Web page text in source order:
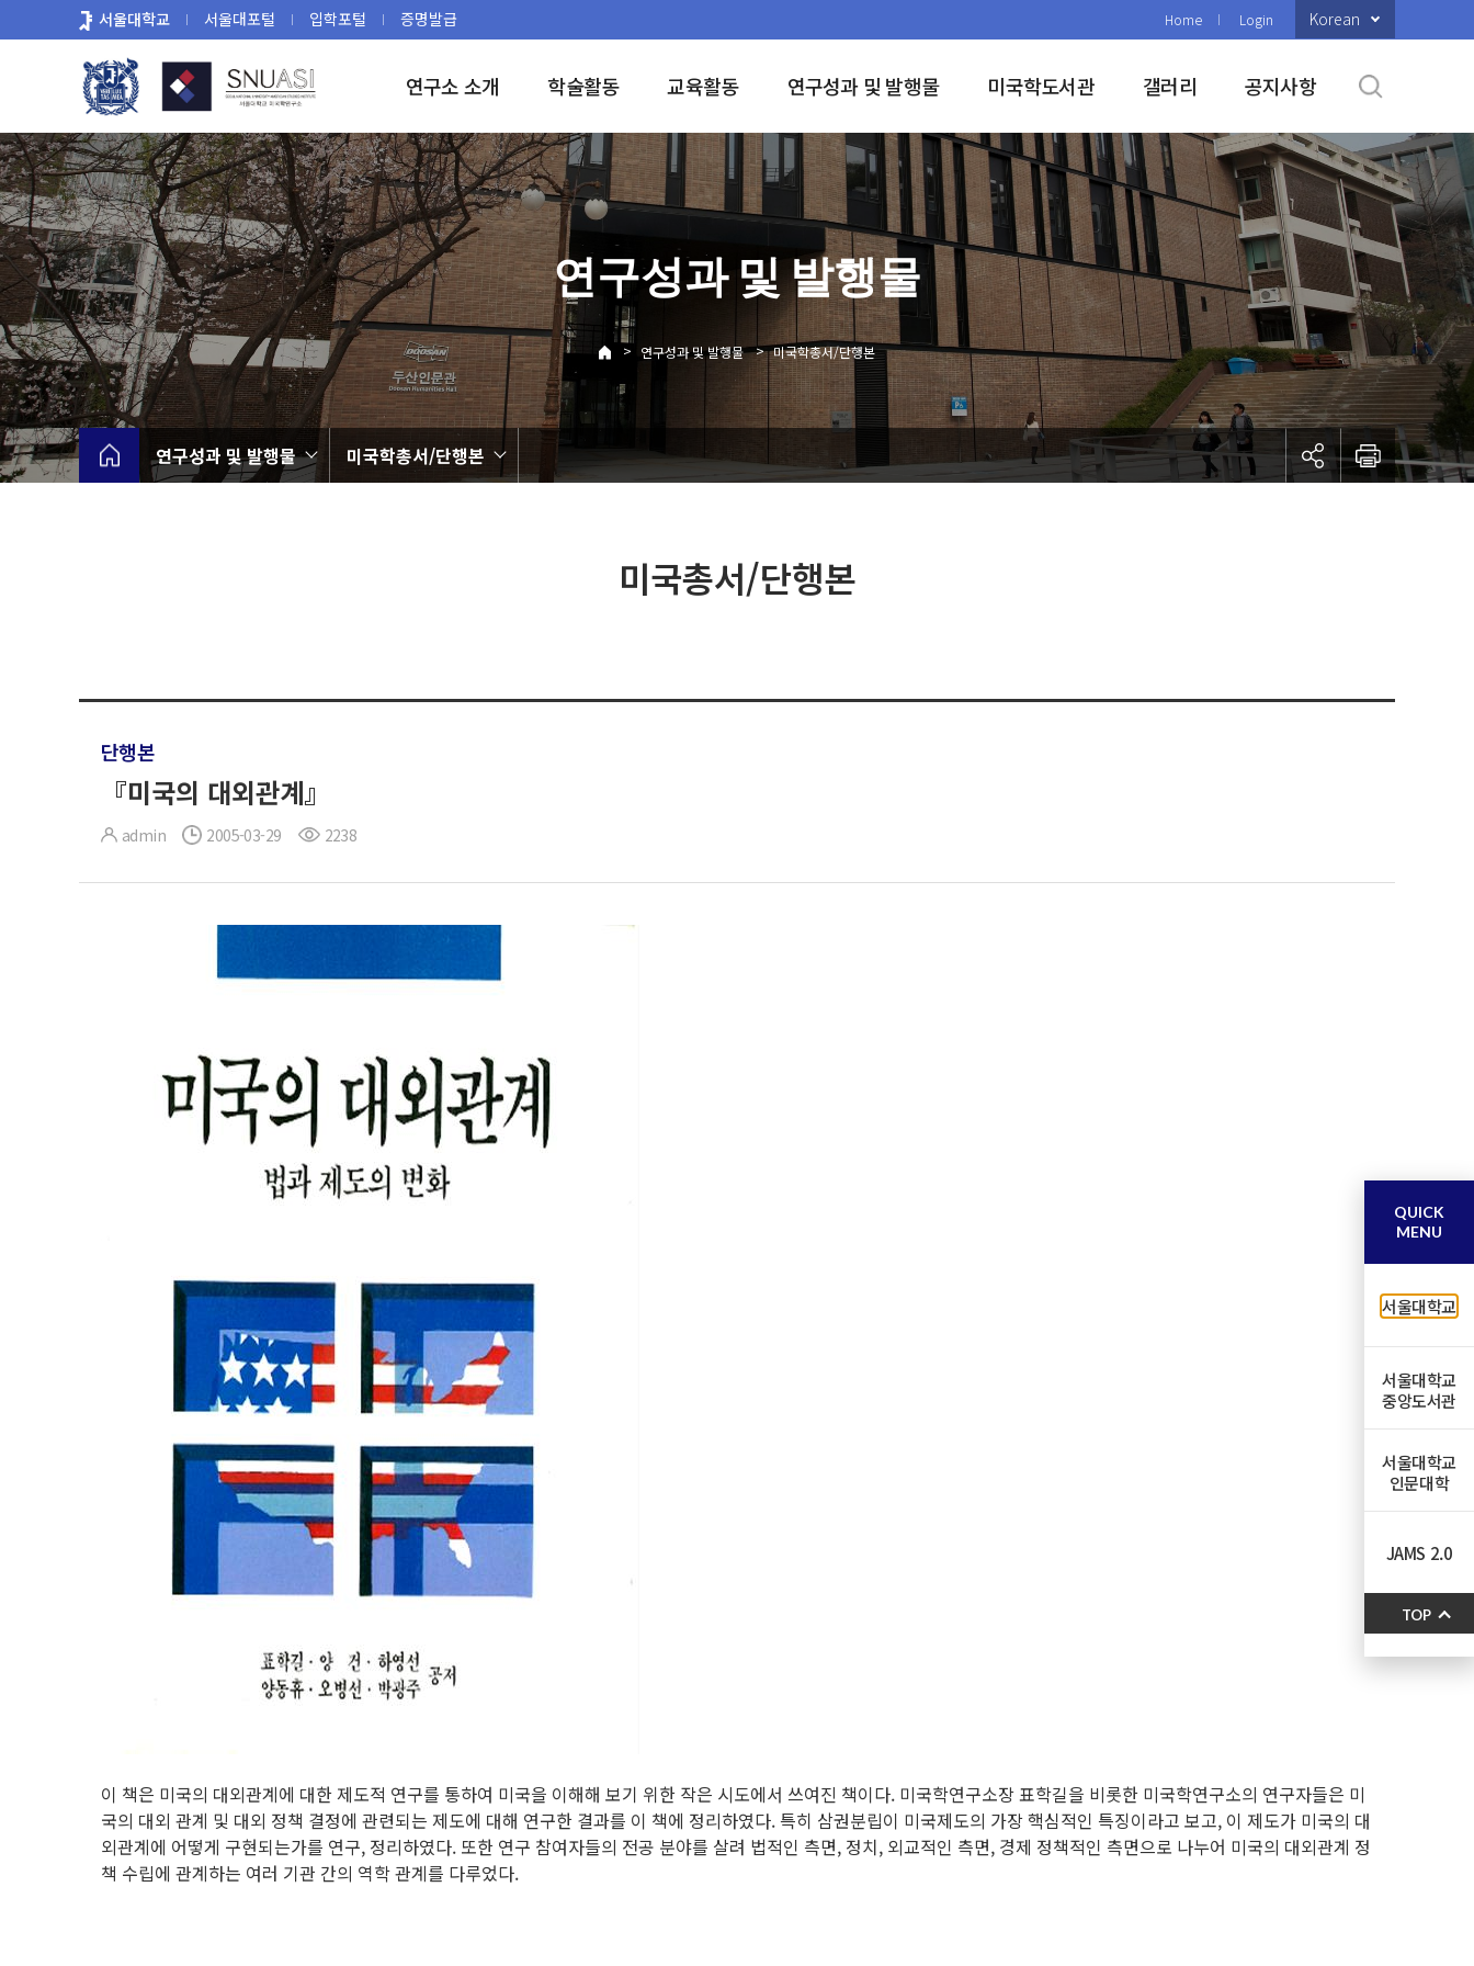
로
뉴
서울대학교 서울대포털 입학포털 증명발급 Home Login Korean
연구소 소개 학술활동 교육활동 연구성과 및 발행물 미국학도서관 갤러리 공지사항
연구성과 및 발행물
> 연구성과 및 발행물 > 미국학총서/단행본
연구성과 및 발행물 미국학총서/단행본
미국총서/단행본
단행본
『미국의 대외관계』
admin 2005-03-29 2238
이 책은 미국의 대외관계에 대한 제도적 연구를 통하여 미국을 이해해 보기 위한 작은 시도에서 쓰여진 책이다. 미국학연구소장 표학길을 비롯한 미국학연구소의 연구자들은 미
국의 대외 관계 및 대외 정책 결정에 관련되는 제도에 대해 연구한 결과를 이 책에 정리하였다. 특히 삼권분립이 미국제도의 가장 핵심적인 특징이라고 보고, 이 제도가 미국의 대
외관계에 어떻게 구현되는가를 연구, 정리하였다. 또한 연구 참여자들의 전공 분야를 살려 법적인 측면, 정치, 외교적인 측면, 경제 정책적인 측면으로 나누어 미국의 대외관계 정
책 수립에 관계하는 여러 기관 간의 역학 관계를 다루었다.
QUICK
MENU
서울대학교
서울대학교
중앙도서관
서울대학교
인문대학
JAMS 2.0
TOP